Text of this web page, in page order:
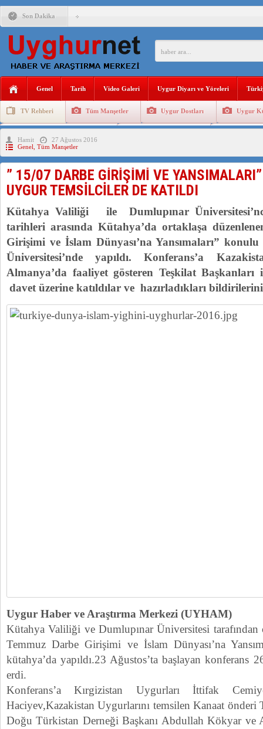
Son Dakika
ANAHTAR PARTİ GENEL BAŞKANI AĞIRALİOĞLU :
DİYANET AKADEMİSİ BAŞKANI DOÇ.DR.KAAN : DOĞU
150 YILDIR KAYNAYAN YARAMIZ : ÇİN İŞGALİNDEKİ
MHP’DEN URUMÇİ KATLİAMI MESAJİ : 05.07.2009
ÇİN’İN ANKARA BÜYÜKELÇİSİ JİANG’İN TRABZON
İŞGALCİ ÇİN’DEN “FETİHLER SULTANI
Genel Tarih Video Galeri Uygur Diyarı ve Yöreleri
TV Rehberi Tüm Manşetler Uygur Dostları Uygur
Uygurlarda Düğün ve Cenaze
Hamit
27 Ağustos 2016
Genel Tüm Manşetler
” 15/07 DARBE GİRİŞİMİ VE YANSIMALARI”
UYGUR TEMSİLCİLER DE KATILDI
Kütahya Valiliği ile Dumlupınar
tarihleri arasında Kütahya’da ortaklaşa
Girişimi ve İslam Dünyası’na Yansımaları”
Üniversitesi’nde yapıldı. Konferans’a
Almanya’da faaliyet gösteren Teşkilat
davet üzerine katıldılar ve hazırladıkları
Uygur Haber ve Araştırma Merkezi (UYHAM)
Kütahya Valiliği ve Dumlupınar Üniversitesi tarafından
Temmuz Darbe Girişimi ve İslam Dünyası’na
kütahya’da yapıldı.23 Ağustos’ta başlayan konferans
erdi.
Konferans’a Kırgizistan Uygurları İttifak
Haciyev,Kazakistan Uygurlarını temsilen Kanaat önderi
Doğu Türkistan Derneği Başkanı Abdullah Kökyar ve